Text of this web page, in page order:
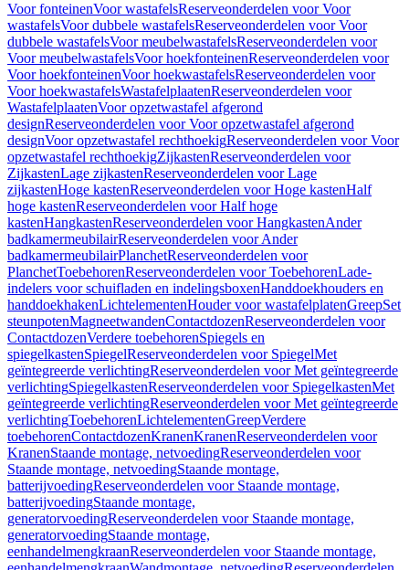
Voor fonteinenVoor wastafelsReserveonderdelen voor Voor
wastafelsVoor dubbele wastafelsReserveonderdelen voor Voor
dubbele wastafelsVoor meubelwastafelsReserveonderdelen voor
Voor meubelwastafelsVoor hoekfonteinenReserveonderdelen voor
Voor hoekfonteinenVoor hoekwastafelsReserveonderdelen voor
Voor hoekwastafelsWastafelplaatenReserveonderdelen voor
WastafelplaatenVoor opzetwastafel afgerond
designReserveonderdelen voor Voor opzetwastafel afgerond
designVoor opzetwastafel rechthoekigReserveonderdelen voor Voor
opzetwastafel rechthoekigZijkastenReserveonderdelen voor
ZijkastenLage zijkastenReserveonderdelen voor Lage
zijkastenHoge kastenReserveonderdelen voor Hoge kastenHalf
hoge kastenReserveonderdelen voor Half hoge
kastenHangkastenReserveonderdelen voor HangkastenAnder
badkamermeubilairReserveonderdelen voor Ander
badkamermeubilairPlanchetReserveonderdelen voor
PlanchetToebehorenReserveonderdelen voor ToebehorenLade-
indelers voor schuifladen en indelingsboxenHanddoekhouders en
handdoekhakenLichtelementenHouder voor wastafelplatenGreepSet
steunpotenMagneetwandenContactdozenReserveonderdelen voor
ContactdozenVerdere toebehorenSpiegels en
spiegelkastenSpiegelReserveonderdelen voor SpiegelMet
geïntegreerde verlichtingReserveonderdelen voor Met geïntegreerde
verlichtingSpiegelkastenReserveonderdelen voor SpiegelkastenMet
geïntegreerde verlichtingReserveonderdelen voor Met geïntegreerde
verlichtingToebehorenLichtelementenGreepVerdere
toebehorenContactdozenKranenKranenReserveonderdelen voor
KranenStaande montage, netvoedingReserveonderdelen voor
Staande montage, netvoedingStaande montage,
batterijvoedingReserveonderdelen voor Staande montage,
batterijvoedingStaande montage,
generatorvoedingReserveonderdelen voor Staande montage,
generatorvoedingStaande montage,
eenhandelmengkraanReserveonderdelen voor Staande montage,